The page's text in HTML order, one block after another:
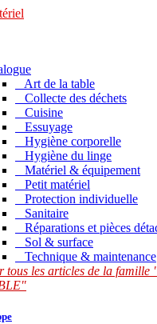
Art de la table
Collecte des déchets
Cuisine
Essuyage
Hygiène corporelle
Hygiène du linge
Matériel & équipement
Petit matériel
Protection individuelle
Sanitaire
Réparations et pièces
Sol & surface
Technique & maintenance
tous les articles de la famille